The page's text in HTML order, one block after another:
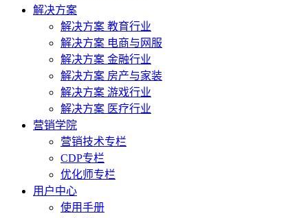
解决方案
解决方案 教育行业
解决方案 电商与网服
解决方案 金融行业
解决方案 房产与家装
解决方案 游戏行业
解决方案 医疗行业
营销学院
营销技术专栏
CDP专栏
优化师专栏
用户中心
使用手册